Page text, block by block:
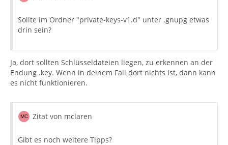
Sollte im Ordner "private-keys-v1.d" unter .gnupg etwas
drin sein?
Ja, dort sollten Schlüsseldateien liegen, zu erkennen an der
Endung .key. Wenn in deinem Fall dort nichts ist, dann kann
es nicht funktionieren.
Zitat von mclaren
Gibt es noch weitere Tipps?